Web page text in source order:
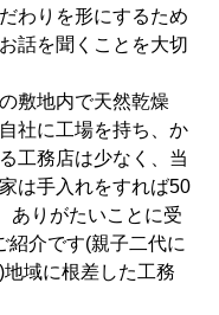
わりを形にするため
話を聞くことを大切
敷地内で天然乾燥
社に工場を持ち、か
工務店は少なく、当
は手入れをすれば50
ありがたいことに受
紹介です(親子二代に
域に根差した工務